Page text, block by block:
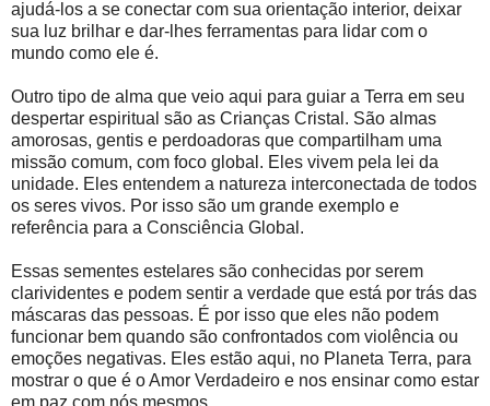
ajudá-los a se conectar com sua orientação interior, deixar
sua luz brilhar e dar-lhes ferramentas para lidar com o
mundo como ele é.
Outro tipo de alma que veio aqui para guiar a Terra em seu
despertar espiritual são as Crianças Cristal. São almas
amorosas, gentis e perdoadoras que compartilham uma
missão comum, com foco global. Eles vivem pela lei da
unidade. Eles entendem a natureza interconectada de todos
os seres vivos. Por isso são um grande exemplo e
referência para a Consciência Global.
Essas sementes estelares são conhecidas por serem
clarividentes e podem sentir a verdade que está por trás das
máscaras das pessoas. É por isso que eles não podem
funcionar bem quando são confrontados com violência ou
emoções negativas. Eles estão aqui, no Planeta Terra, para
mostrar o que é o Amor Verdadeiro e nos ensinar como estar